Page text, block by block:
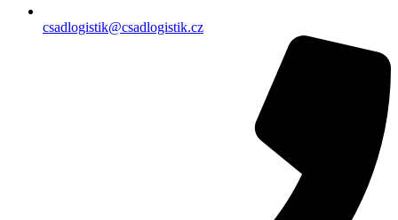
csadlogistik@csadlogistik.cz